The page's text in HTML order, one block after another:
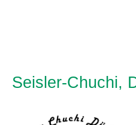
Seisler-Chuchi,